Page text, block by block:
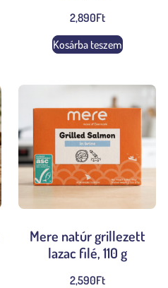
2,890Ft
Kosárba teszem
Mere natúr grillezett
lazac filé, 110 g
2,590Ft